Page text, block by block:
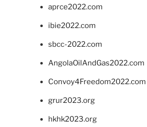
aprce2022.com
ibie2022.com
sbcc-2022.com
AngolaOilAndGas2022.com
Convoy4Freedom2022.com
grur2023.org
hkhk2023.org